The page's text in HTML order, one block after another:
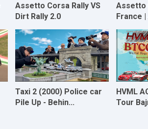
Assetto Corsa Rally VS
Dirt Rally 2.0
Assetto
France |
Taxi 2 (2000) Police car
Pile Up - Behin...
HVML
Tour